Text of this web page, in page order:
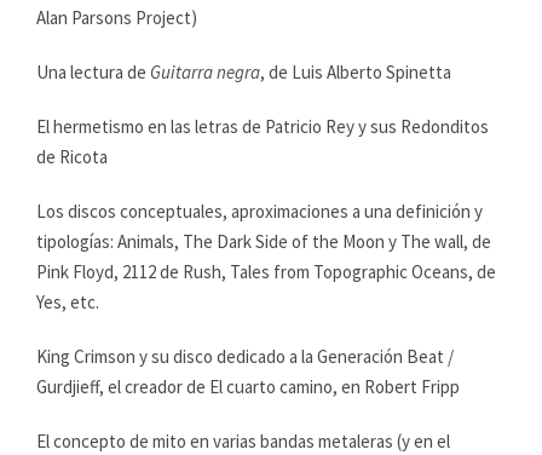
Alan Parsons Project)
Una lectura de Guitarra negra, de Luis Alberto Spinetta
El hermetismo en las letras de Patricio Rey y sus Redonditos
de Ricota
Los discos conceptuales, aproximaciones a una definición y
tipologías: Animals, The Dark Side of the Moon y The wall, de
Pink Floyd, 2112 de Rush, Tales from Topographic Oceans, de
Yes, etc.
King Crimson y su disco dedicado a la Generación Beat /
Gurdjieff, el creador de El cuarto camino, en Robert Fripp
El concepto de mito en varias bandas metaleras (y en el